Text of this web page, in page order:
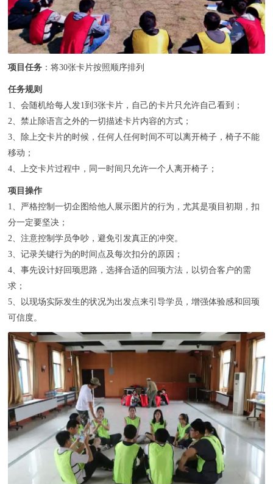
项目任务 ：将30张卡片按照顺序排列
任务规则
1、会随机给每人发1到3张卡片，自己的卡片只允许自己看到；
2、禁止除语言之外的一切描述卡片内容的方式；
3、除上交卡片的时候，任何人任何时间不可以离开椅子，椅子不能
移动；
4、上交卡片过程中，同一时间只允许一个人离开椅子；
项目操作
1、严格控制一切企图给他人展示图片的行为，尤其是项目初期，扣
分一定要坚决；
2、注意控制学员争吵，避免引发真正的冲突。
3、记录关键行为的时间点及每次扣分的原因；
4、事先设计好回顼思路，选择合适的回顼方法，以切合客户的需
求；
5、以现场实际发生的状况为出发点来引导学员，增强体验感和回顼
可信度。